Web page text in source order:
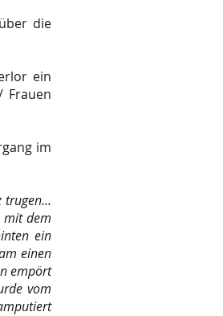
die
ein
Frauen
im
trugen…
mit dem
ein
einen
empört
vom